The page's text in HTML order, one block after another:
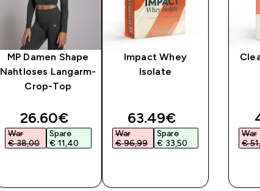
MP Damen Shape
Nahtloses Langarm-
Crop-Top
discounted price
26.60€‎
War
€ 38,00‎
Spare
€ 11,40‎
Impact Whey
Isolate
discounted price
63.49€‎
War
€ 96,99‎
Spare
€ 33,50‎
War
€